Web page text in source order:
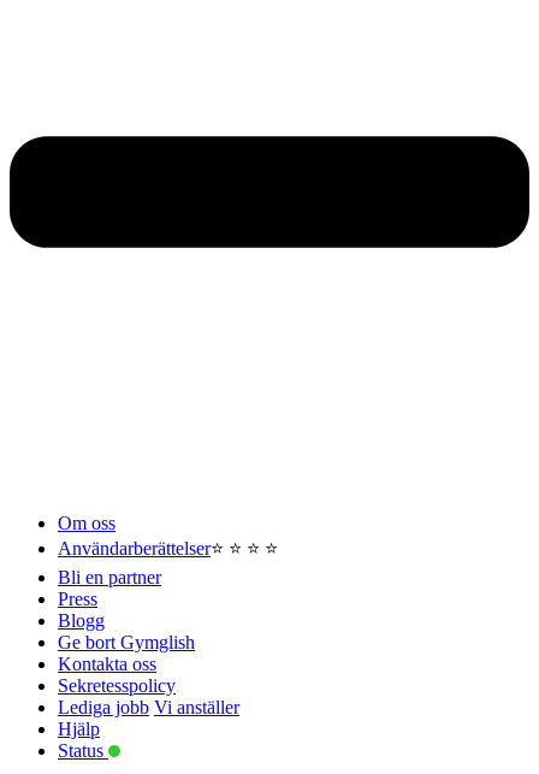
Om oss
Användarberättelser⭐️ ⭐️ ⭐️ ⭐️
Bli en partner
Press
Blogg
Ge bort Gymglish
Kontakta oss
Sekretesspolicy
Lediga jobb Vi anställer
Hjälp
Status